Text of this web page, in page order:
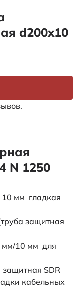
d200x10
N 1250
10 мм гладкая
защитная
мм/10 мм для
SDR
кабельных